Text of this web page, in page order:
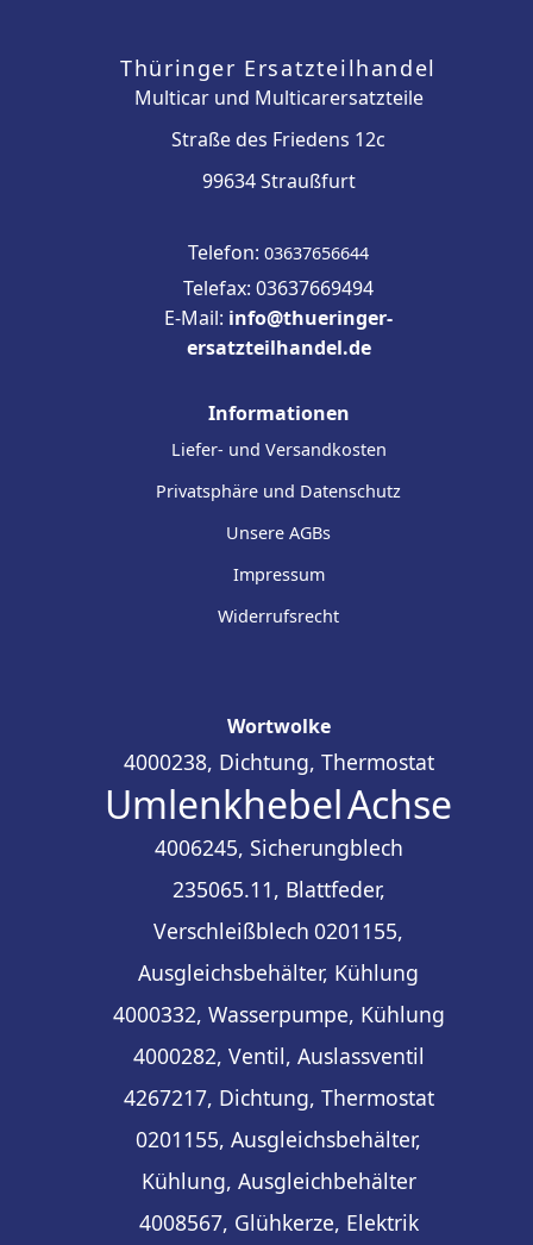
Thüringer Ersatzteilhandel
Multicar und Multicarersatzteile
Straße des Friedens 12c
99634 Straußfurt
Telefon: 03637656644
Telefax: 03637669494
E-Mail: info@thueringer-
ersatzteilhandel.de
Informationen
Liefer- und Versandkosten
Privatsphäre und Datenschutz
Unsere AGBs
Impressum
Widerrufsrecht
Wortwolke
4000238, Dichtung, Thermostat
UmlenkhebelAchse
4006245, Sicherungblech
235065.11, Blattfeder,
Verschleißblech 0201155,
Ausgleichsbehälter, Kühlung
4000332, Wasserpumpe, Kühlung
4000282, Ventil, Auslassventil
4267217, Dichtung, Thermostat
0201155, Ausgleichsbehälter,
Kühlung, Ausgleichbehälter
4008567, Glühkerze, Elektrik